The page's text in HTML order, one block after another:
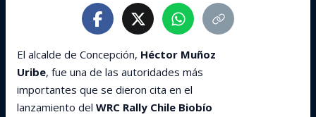
El alcalde de Concepción, Héctor Muñoz
Uribe, fue una de las autoridades más
importantes que se dieron cita en el
lanzamiento del WRC Rally Chile Biobío